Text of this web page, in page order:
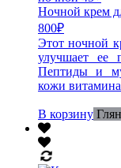
Ночной крем
800₽
Этот ночной
улучшает ее
Пептиды и
кожи
В корзину